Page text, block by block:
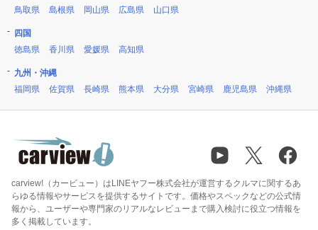
鳥取県
島根県 岡山県 広島県 山口県
四国
徳島県
香川県 愛媛県 高知県
九州・沖縄
福岡県
佐賀県 長崎県 熊本県 大分県 宮崎県 鹿児島県 沖縄県
carview!（カービュー）はLINEヤフー株式会社が運営するクルマに関するあ
らゆる情報やサービスを提供するサイトです。価格やスペックなどの公式情
報から、ユーザーや専門家のリアルなレビューまで購入検討に役立つ情報を
多く掲載しています。